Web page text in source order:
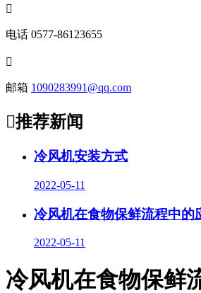

电话 0577-86123655

邮箱 1090283991@qq.com
推荐新闻
冷风机安装方式
2022-05-11
冷风机在食物保鲜流程中的
2022-05-11
冷风机在食物保鲜